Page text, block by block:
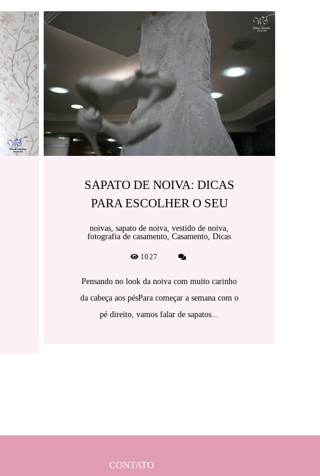
SAPATO DE NOIVA: DICAS
PARA ESCOLHER O SEU
noivas, sapato de noiva, vestido de noiva,
fotografia de casamento, Casamento, Dicas
1027
Pensando no look da noiva com muito carinho
da cabeça aos pésPara começar a semana com o
pé direito, vamos falar de sapatos...
CONTATO